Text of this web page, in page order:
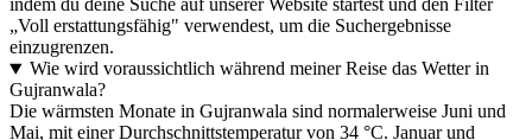
indem du deine Suche auf unserer Website startest und den Filter
„Voll erstattungsfähig" verwendest, um die Suchergebnisse
einzugrenzen.
Wie wird voraussichtlich während meiner Reise das Wetter in
Gujranwala?
Die wärmsten Monate in Gujranwala sind normalerweise Juni und
Mai, mit einer Durchschnittstemperatur von 34 °C. Januar und